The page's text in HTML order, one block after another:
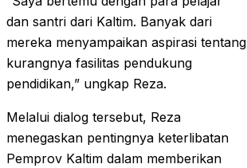
dan santri dari Kaltim. Banyak dari
mereka menyampaikan aspirasi tentang
kurangnya fasilitas pendukung
pendidikan,” ungkap Reza.
Melalui dialog tersebut, Reza
menegaskan pentingnya keterlibatan
Pemprov Kaltim dalam memberikan